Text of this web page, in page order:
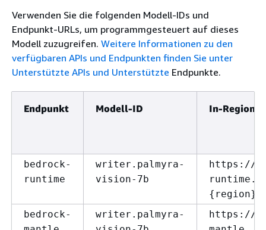
Verwenden Sie die folgenden Modell-IDs und
Endpunkt-URLs, um programmgesteuert auf dieses
Modell zuzugreifen. Weitere Informationen zu den
verfügbaren APIs und Endpunkten finden Sie unter
Unterstützte APIs und Unterstützte Endpunkte.
Endpunkt Modell-ID In-Region
bedrock-
runtime
writer.palmyra-
vision-7b
https://
runtime.
{
bedrock-
writer.palmyra-
https://